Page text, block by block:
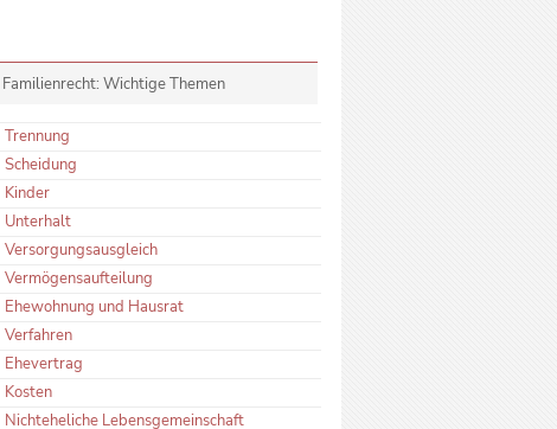
Familienrecht: Wichtige Themen
Trennung
Scheidung
Kinder
Unterhalt
Versorgungsausgleich
Vermögensaufteilung
Ehewohnung und Hausrat
Verfahren
Ehevertrag
Kosten
Nichteheliche Lebensgemeinschaft